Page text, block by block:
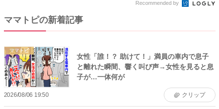
Recommended by
ママトピの新着記事
ママトピ
女性「誰！？ 助けて！」満員の車内で息子
と離れた瞬間、響く叫び声→女性を見ると息
子が…一体何が
2026/08/06 19:50 クリップ